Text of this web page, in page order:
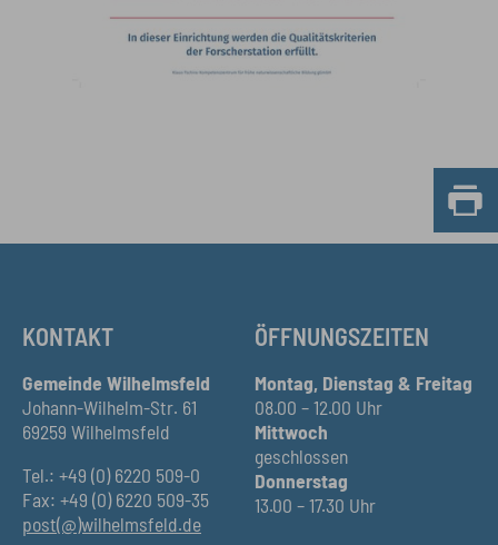
KONTAKT
Gemeinde Wilhelmsfeld
Johann-Wilhelm-Str. 61
69259 Wilhelmsfeld
Tel.: +49 (0) 6220 509-0
Fax: +49 (0) 6220 509-35
post(@)wilhelmsfeld.de
ÖFFNUNGSZEITEN
Montag, Dienstag & Freitag
08.00 – 12.00 Uhr
Mittwoch
geschlossen
Donnerstag
13.00 – 17.30 Uhr